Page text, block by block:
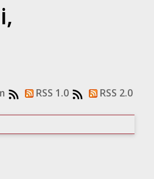
RSS 1.0 RSS 2.0